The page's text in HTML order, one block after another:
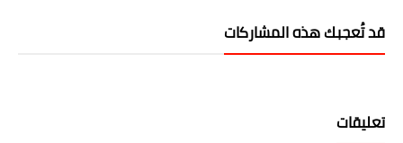
قد تُعجبك هذه المشاركات
تعليقات